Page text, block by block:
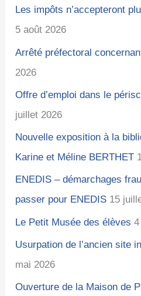
h
e
r
:
Les impôts n’accepteront
5 août 2026
Arrêté préfectoral
2026
Offre d’emploi dans le
juillet 2026
Nouvelle exposition à la
Karine et Méline BERTHET
ENEDIS – démarchages
passer pour ENEDIS 15
Le Petit Musée des élèves
Usurpation de l’ancien site
mai 2026
Ouverture de la Maison de